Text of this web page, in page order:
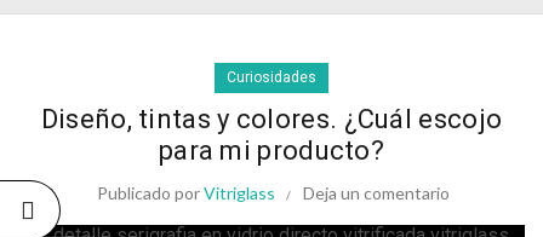
Curiosidades
Diseño, tintas y colores. ¿Cuál escojo
para mi producto?
Publicado porVitriglass Deja un comentario